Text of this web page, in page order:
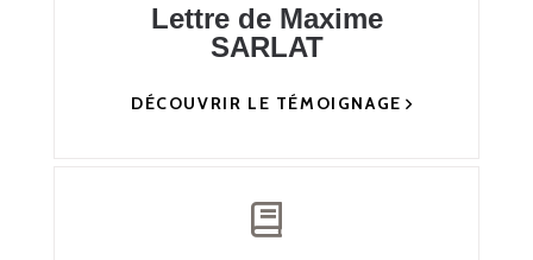
Lettre de Maxime
SARLAT
DÉCOUVRIR LE TÉMOIGNAGE